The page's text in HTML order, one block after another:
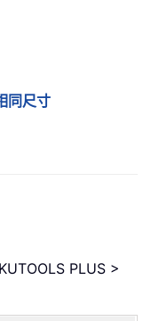
同尺寸
PLUS >